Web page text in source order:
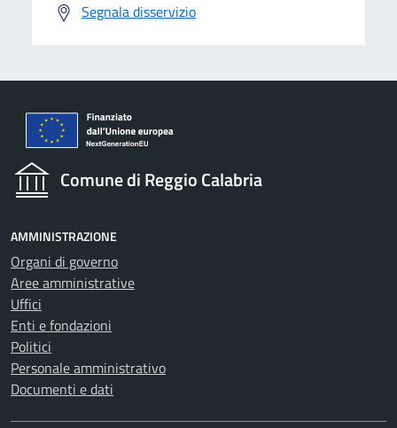
Segnala disservizio
Comune di Reggio Calabria
AMMINISTRAZIONE
Organi di governo
Aree amministrative
Uffici
Enti e fondazioni
Politici
Personale amministrativo
Documenti e dati